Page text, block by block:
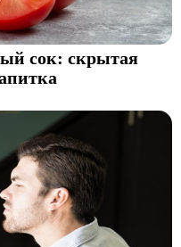
сок: скрытая